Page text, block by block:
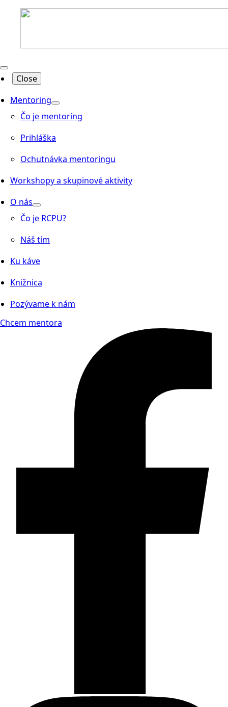
Close
Mentoring
Čo je mentoring
Prihláška
Ochutnávka mentoringu
Workshopy a skupinové aktivity
O nás
Čo je RCPU?
Náš tím
Ku káve
Knižnica
Pozývame k nám
Chcem mentora